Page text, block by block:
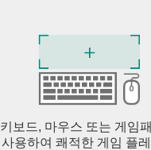
키보드, 마우스 또는 게임
사용하여 쾌적한 게임 플